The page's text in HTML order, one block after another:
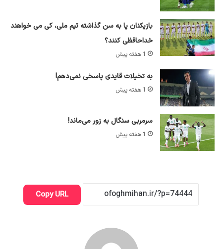
بازیکنان پا به سن گذاشته تیم ملی، کی می خواهند
خداحافظی کنند؟
1 هفته پیش
به تخیلات قایدی پاسخی نمی‌دهم!
1 هفته پیش
سرمربی سنگال به زور می‌ماند!
1 هفته پیش
Copy URL